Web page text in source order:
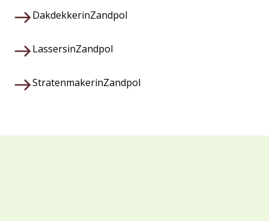
DakdekkerinZandpol
LassersinZandpol
StratenmakerinZandpol